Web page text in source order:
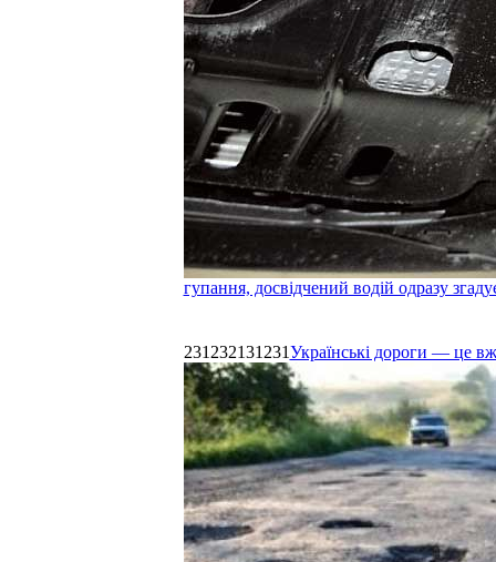
гупання, досвідчений водій одразу
231232131231Українські дороги — це